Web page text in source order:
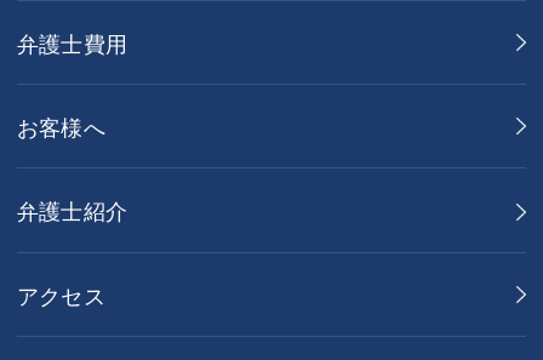
弁護士費用
お客様へ
弁護士紹介
アクセス